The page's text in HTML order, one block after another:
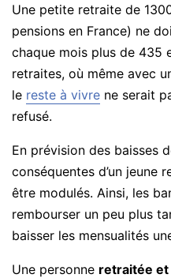
Une petite retraite de
pensions en France) ne
chaque mois plus de 435
retraites, où même avec
le reste à vivre ne serait
refusé.
En prévision des baisses
conséquentes d’un jeune
être modulés. Ainsi, les
rembourser un peu plus
baisser les mensualités
Une personne retraitée et